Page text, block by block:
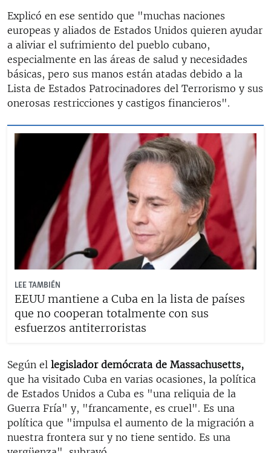
Explicó en ese sentido que "muchas naciones
europeas y aliados de Estados Unidos quieren ayudar
a aliviar el sufrimiento del pueblo cubano,
especialmente en las áreas de salud y necesidades
básicas, pero sus manos están atadas debido a la
Lista de Estados Patrocinadores del Terrorismo y sus
onerosas restricciones y castigos financieros".
LEE TAMBIÉN
EEUU mantiene a Cuba en la lista de países
que no cooperan totalmente con sus
esfuerzos antiterroristas
Según el legislador demócrata de Massachusetts,
que ha visitado Cuba en varias ocasiones, la política
de Estados Unidos a Cuba es "una reliquia de la
Guerra Fría" y, "francamente, es cruel". Es una
política que "impulsa el aumento de la migración a
nuestra frontera sur y no tiene sentido. Es una